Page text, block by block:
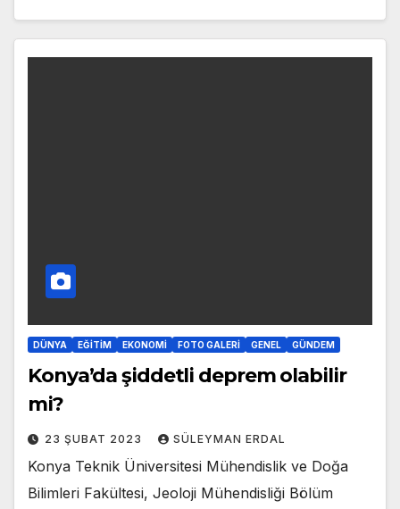
DÜNYA EĞITIM EKONOMI FOTO GALERI GENEL GÜNDEM
Konya’da şiddetli deprem olabilir
mi?
23 ŞUBAT 2023 SÜLEYMAN ERDAL
Konya Teknik Üniversitesi Mühendislik ve Doğa
Bilimleri Fakültesi, Jeoloji Mühendisliği Bölüm